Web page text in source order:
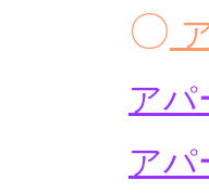
〇
アパ
アパ